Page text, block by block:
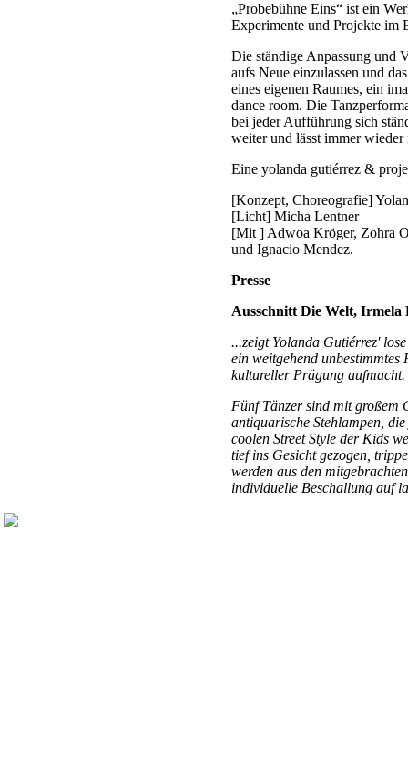
„Probebühne Eins“ ist ein
Experimente und Projekte im
Die ständige Anpassung und
aufs Neue einzulassen und
eines eigenen Raumes, ein
dance room. Die
bei jeder Aufführung sich
weiter und lässt immer
Eine yolanda gutiérrez &
[Konzept, Choreografie]
[Licht] Micha Lentner
[Mit ] Adwoa Kröger, Zohra
und Ignacio Mendez.
Presse
Ausschnitt Die Welt, Irmela
...zeigt Yolanda Gutiérrez'
ein weitgehend
kultureller Prägung aufmacht.
Fünf Tänzer sind mit großem
antiquarische Stehlampen,
coolen Street Style der Kids
tief ins Gesicht gezogen,
werden aus den
individuelle Beschallung auf